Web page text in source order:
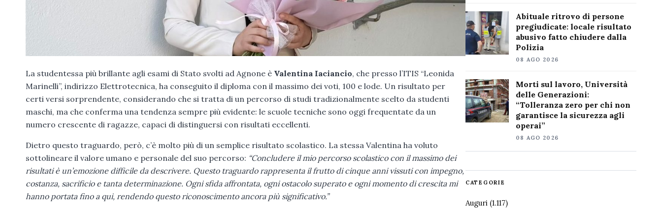
La studentessa più brillante agli esami di Stato svolti ad Agnone è Valentina Iacian­cio, che presso l’ITIS “Leonida
Marinelli”, indirizzo Elettrotecnica, ha conseguito il diploma con il massimo dei voti, 100 e lode. Un risultato per
certi versi sorprendente, considerando che si tratta di un percorso di studi tradizionalmente scelto da studenti
maschi, ma che conferma una tendenza sempre più evidente: le scuole tecniche sono oggi frequentate da un
numero crescente di ragazze, capaci di distinguersi con risultati eccellenti.
Dietro questo traguardo, però, c’è molto più di un semplice risultato scolastico. La stessa Valentina ha voluto
sottolineare il valore umano e personale del suo percorso: “Concludere il mio percorso scolastico con il massimo dei
risultati è un’emozione difficile da descrivere. Questo traguardo rappresenta il frutto di cinque anni vissuti con impegno,
costanza, sacrificio e tanta determinazione. Ogni sfida affrontata, ogni ostacolo superato e ogni momento di crescita mi
hanno portata fino a qui, rendendo questo riconoscimento ancora più significativo.”
Abituale ritrovo di persone
pregiudicate: locale risultato
abusivo fatto chiudere dalla
Polizia
08 AGO 2026
Morti sul lavoro, Università
delle Generazioni:
“Tolleranza zero per chi non
garantisce la sicurezza agli
operai”
08 AGO 2026
CATEGORIE
Auguri(1.117)